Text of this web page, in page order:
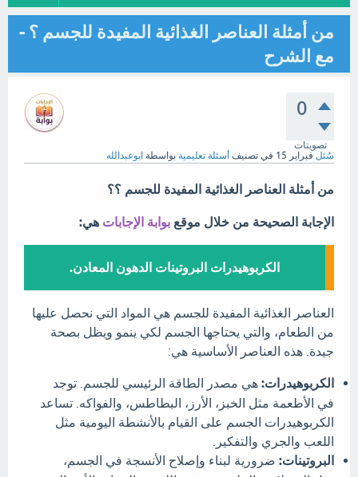
من أمثلة العناصر الغذائية المفيدة للجسم ؟ -
مع الشرح
0
تصويتات
سُئل فبراير 15 في تصنيف أسئلة تعليمية بواسطة ابوعبدالله
من أمثلة العناصر الغذائية المفيدة للجسم ؟؟
الإجابة الصحيحة من خلال موقع بوابة الإجابات هي:
الكربوهيدرات البروتينات الدهون المعادن.
العناصر الغذائية المفيدة للجسم هي المواد التي نحصل عليها
من الطعام، والتي يحتاجها الجسم لكي ينمو ويظل بصحة
جيدة. هذه العناصر الأساسية هي:
الكربوهيدرات: هي مصدر الطاقة الرئيسي للجسم. توجد
في الأطعمة مثل الخبز، الأرز، البطاطس، والفواكه. تساعد
الكربوهيدرات الجسم على القيام بالأنشطة اليومية مثل
اللعب والجري والتفكير.
البروتينات: ضرورية لبناء وإصلاح الأنسجة في الجسم،